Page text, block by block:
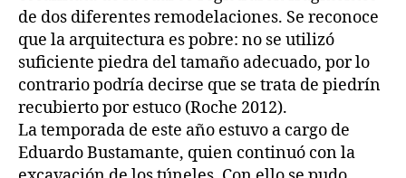
de dos diferentes remodelaciones. Se reconoce
que la arquitectura es pobre: no se utilizó
suficiente piedra del tamaño adecuado, por lo
contrario podría decirse que se trata de piedrín
recubierto por estuco (Roche 2012).
La temporada de este año estuvo a cargo de
Eduardo Bustamante, quien continuó con la